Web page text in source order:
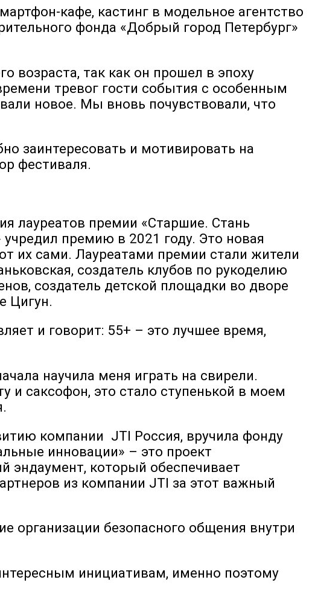
кафе, кастинг в модельное агентство
фонда «Добрый город Петербург»
возраста, так как он прошел в эпоху
тревог гости события с особенным
новое. Мы вновь почувствовали, что
заинтересовать и мотивировать на
фестиваля.
лауреатов премии «Старшие. Стань
премию в 2021 году. Это новая
их сами. Лауреатами премии стали жители
создатель клубов по рукоделию
создатель детской площадки во дворе
Цигун.
и говорит: 55+ – это лучшее время,
научила меня играть на свирели.
и саксофон, это стало ступенькой в моем
компании JTI Россия, вручила фонду
инновации» – это проект
эндаумент, который обеспечивает
из компании JTI за этот важный
безопасного общения внутри
инициативам, именно поэтому